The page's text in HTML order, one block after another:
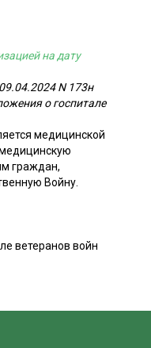
на дату
N 173н
о госпитале
медицинской
граждан,
Войну.
ветеранов войн